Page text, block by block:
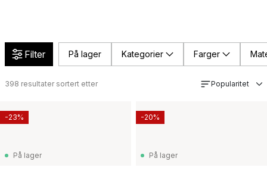
Filter På lager Kategorier Farger
398 resultater sortert etter Popularitet
På lager
-23%
På lager
-20%